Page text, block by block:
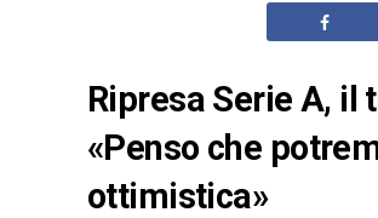
Ripresa Serie A, il
«Penso che
ottimistica»